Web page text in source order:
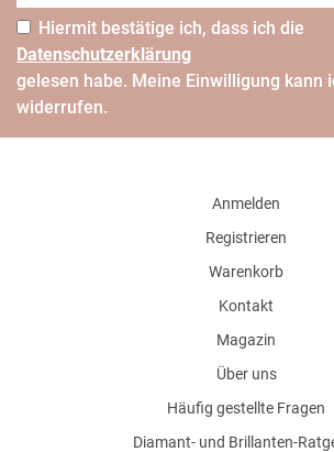
Hiermit bestätige ich, dass ich die
Daten­schutz­erklärung
gelesen habe. Meine Einwilligung kann
widerrufen.
Anmelden
Registrieren
Warenkorb
Kontakt
Magazin
Über uns
Häufig gestellte Fragen
Diamant- und Brillanten-